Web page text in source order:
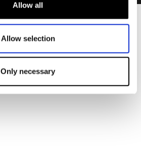
Allow all
Allow selection
Only necessary